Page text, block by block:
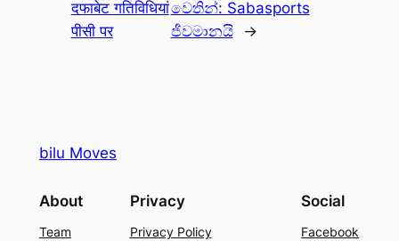
दफाबेट गतिविधियां
पीसी पर
වෙතින්: Sabasports
ජීවමානයි
→
bilu Moves
About
Team
Privacy
Privacy Policy
Social
Facebook